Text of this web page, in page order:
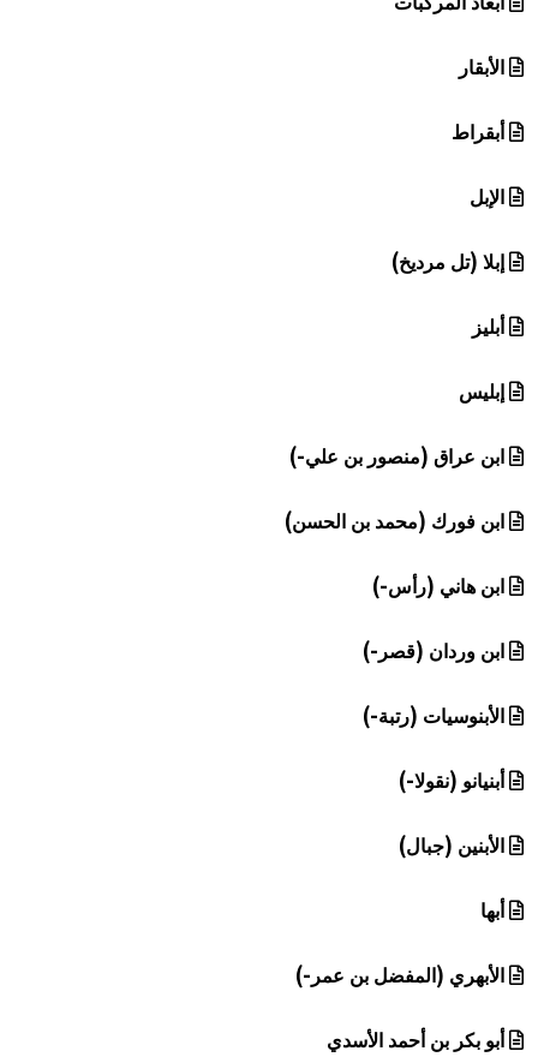
الأبقار
أبقراط
الإبل
إبلا (تل مرديخ)
أبليز
إبليس
ابن عراق (منصور بن علي-)
ابن فورك (محمد بن الحسن)
ابن هاني (رأس-)
ابن وردان (قصر-)
الأبنوسيات (رتبة-)
أبنيانو (نقولا-)
الأبنين (جبال)
أبها
الأبهري (المفضل بن عمر-)
أبو بكر بن أحمد الأسدي